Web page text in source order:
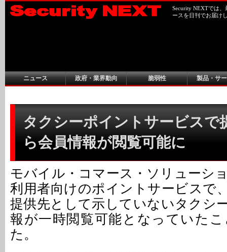
Security NEXTでは
ースを日刊でお届け
ニュース 政府・業界動向 脆弱性 製品・サ
タクシーポイントサービスで
ら会員情報が閲覧可能に
モバイル・コマース・ソリューシ
利用者向けのポイントサービスで
提供先として示していないタクシ
報が一時閲覧可能となっていた
た。